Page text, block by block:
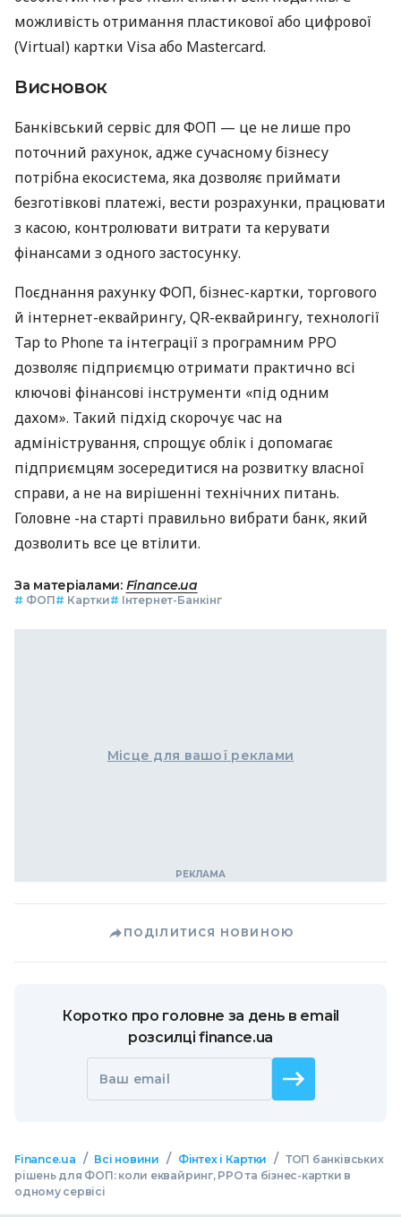
можливість отримання пластикової або цифрової
(Virtual) картки Visa або Mastercard.
Висновок
Банківський сервіс для ФОП — це не лише про
поточний рахунок, адже сучасному бізнесу
потрібна екосистема, яка дозволяє приймати
безготівкові платежі, вести розрахунки, працювати
з касою, контролювати витрати та керувати
фінансами з одного застосунку.
Поєднання рахунку ФОП, бізнес-картки, торгового
й інтернет-еквайрингу, QR-еквайрингу, технології
Tap to Phone та інтеграції з програмним РРО
дозволяє підприємцю отримати практично всі
ключові фінансові інструменти «під одним
дахом». Такий підхід скорочує час на
адміністрування, спрощує облік і допомагає
підприємцям зосередитися на розвитку власної
справи, а не на вирішенні технічних питань.
Головне -на старті правильно вибрати банк, який
дозволить все це втілити.
За матеріалами: Finance.ua
# ФОП# Картки# Інтернет-Банкінг
Місце для вашої реклами
ПОДІЛИТИСЯ НОВИНОЮ
Коротко про головне за день в email
розсилці finance.ua
Ваш email
Finance.ua / Всі новини / Фінтех і Картки / ТОП банківських
рішень для ФОП: коли еквайринг, РРО та бізнес-картки в
одному сервісі